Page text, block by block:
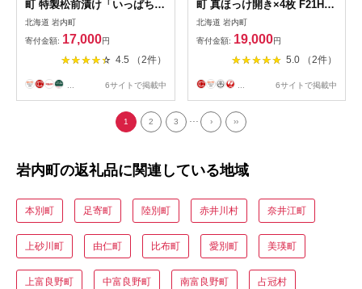
町 特製松前漬け「いっぱち漬
け」 250g×3パック F21H-
491 かずのこ 数の子 松前漬
いっぱち漬け 真昆布 かごめ
昆布 するめいか ご飯のお供
おかず おつまみ 魚 魚介 海鮮
魚卵 北海道 岩内町
北海道 岩内町
寄付金額: 17,000円
4.5 （2件）
... 6サイトで掲載中
町 真ほっけ開き×4枚 F21H-
453 ホッケ 真ホッケ 開き
干物 魚 魚介 魚介類 海鮮 焼
き魚 おかず おつまみ グルメ
ふるさと 北海道 岩内町
北海道 岩内町
寄付金額: 19,000円
5.0 （2件）
... 6サイトで掲載中
1 2 3 ... › ››
岩内町の返礼品に関連している地域
本別町 足寄町 陸別町 赤井川村 奈井江町
上砂川町 由仁町 比布町 愛別町 美瑛町
上富良野町 中富良野町 南富良野町 占冠村